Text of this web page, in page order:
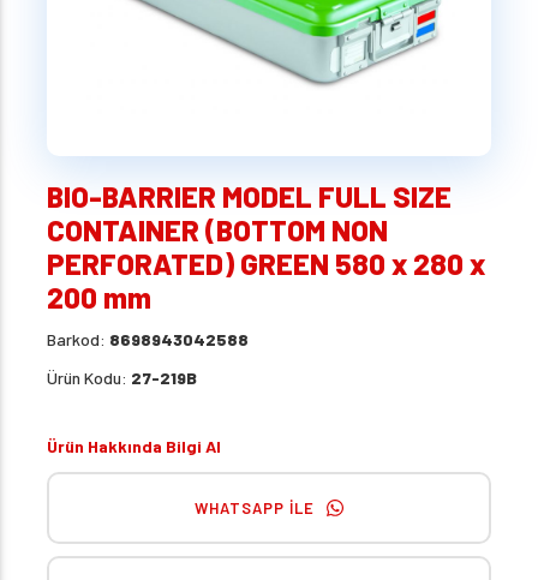
BIO-BARRIER MODEL FULL SIZE
CONTAINER (BOTTOM NON
PERFORATED) GREEN 580 x 280 x
200 mm
Barkod: 8698943042588
Ürün Kodu: 27-219B
Ürün Hakkında Bilgi Al
WHATSAPP İLE